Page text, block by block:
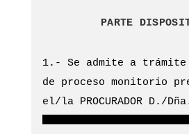
PARTE
1.- Se admite a
de proceso monitorio
el/la PROCURADOR D./